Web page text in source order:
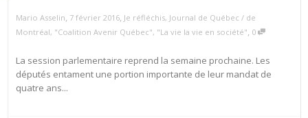
Mario Asselin, 7 février 2016, Je réfléchis, Journal de Québec / de
Montréal, "Coalition Avenir Québec", "La vie la vie en société", 0
La session parlementaire reprend la semaine prochaine. Les
députés entament une portion importante de leur mandat de
quatre ans...